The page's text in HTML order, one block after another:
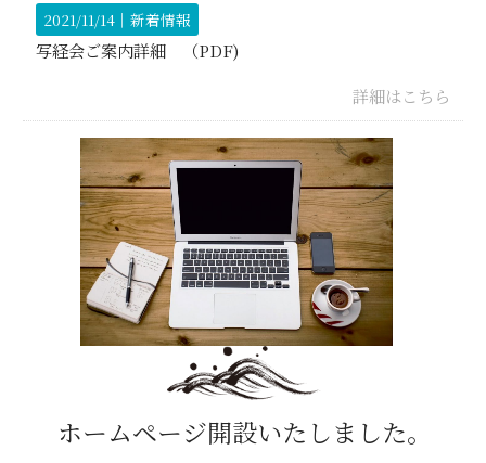
2021/11/14｜新着情報
写経会ご案内詳細 （PDF)
詳細はこちら
ホームページ開設いたしました。